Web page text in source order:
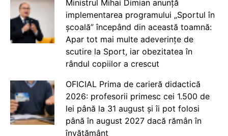
Ministrul Mihai Dimian anunță
implementarea programului „Sportul în
școală” începând din această toamnă:
Apar tot mai multe adeverințe de
scutire la Sport, iar obezitatea în
rândul copiilor a crescut
OFICIAL Prima de carieră didactică
2026: profesorii primesc cei 1.500 de
lei până la 31 august și îi pot folosi
până în august 2027 dacă rămân în
învățământ